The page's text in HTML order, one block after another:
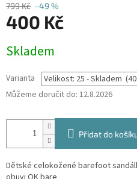
799 Kč –49 %
400 Kč
cena:
Skladem
Varianta
Můžeme doručit do: 12.8.2026
Přidat do
Dětské celokožené barefoot